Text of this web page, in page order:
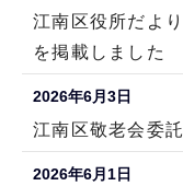
江南区役所だよ
を掲載しました
2026年6月3日
江南区敬老会委
2026年6月1日